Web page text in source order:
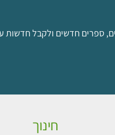
ספרים חדשים ולקבל
חינוך